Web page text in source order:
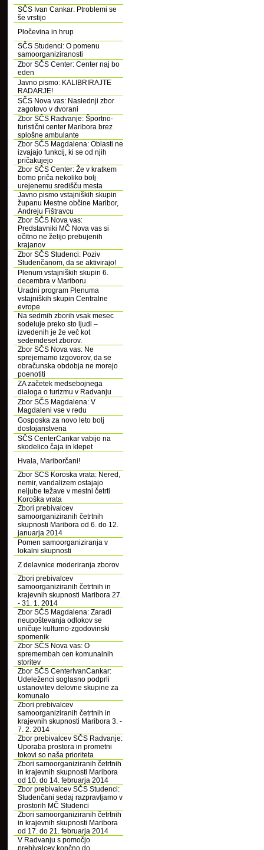
SČS Ivan Cankar: Ptroblemi se
še vrstijo
Pločevina in hrup
SČS Studenci: O pomenu
samoorganiziranosti
Zbor SČS Center: Center naj bo
eden
Javno pismo: KALIBRIRAJTE
RADARJE!
SČS Nova vas: Naslednji zbor
zagotovo v dvorani
Zbor SČS Radvanje: Športno-
turistični center Maribora brez
splošne ambulante
Zbor SČS Magdalena: Oblasti ne
izvajajo funkcij, ki se od njih
pričakujejo
Zbor SČS Center: Že v kratkem
bomo priča nekoliko bolj
urejenemu središču mesta
Javno pismo vstajniških skupin
županu Mestne občine Maribor,
Andreju Fištravcu
Zbor SČS Nova vas:
Predstavniki MČ Nova vas si
očitno ne želijo prebujenih
krajanov
Zbor SČS Studenci: Poziv
Studenčanom, da se aktivirajo!
Plenum vstajniških skupin 6.
decembra v Mariboru
Uradni program Plenuma
vstajniških skupin Centralne
evrope
Na sedmih zborih vsak mesec
sodeluje preko sto ljudi –
izvedenih je že več kot
sedemdeset zborov.
Zbor SČS Nova vas: Ne
sprejemamo izgovorov, da se
obračunska obdobja ne morejo
poenotiti
ZA začetek medsebojnega
dialoga o turizmu v Radvanju
Zbor SČS Magdalena: V
Magdaleni vse v redu
Gosposka za novo leto bolj
dostojanstvena
SČS CenterCankar vabijo na
skodelico čaja in klepet
Hvala, Mariborčani!
Zbor SCS Koroska vrata: Nered,
nemir, vandalizem ostajajo
neljube težave v mestni četrti
Koroška vrata
Zbori prebivalcev
samoorganiziranih četrtnih
skupnosti Maribora od 6. do 12.
januarja 2014
Pomen samoorganiziranja v
lokalni skupnosti
Z delavnice moderiranja zborov
Zbori prebivalcev
samoorganiziranih četrtnih in
krajevnih skupnosti Maribora 27.
- 31. 1. 2014
Zbor SČS Magdalena: Zaradi
neupoštevanja odlokov se
uničuje kulturno-zgodovinski
spomenik
Zbor SČS Nova vas: O
spremembah cen komunalnih
storitev
Zbor SČS CenterIvanCankar:
Udeleženci soglasno podprli
ustanovitev delovne skupine za
komunalo
Zbori prebivalcev
samoorganiziranih četrtnih in
krajevnih skupnosti Maribora 3. -
7. 2. 2014
Zbor prebivalcev SČS Radvanje:
Uporaba prostora in prometni
tokovi so naša prioriteta
Zbori samoorganiziranih četrtnih
in krajevnih skupnosti Maribora
od 10. do 14. februarja 2014
Zbor prebivalcev SČS Studenci:
Studenčani sedaj razpravljamo v
prostorih MČ Studenci
Zbori samoorganiziranih četrtnih
in krajevnih skupnosti Maribora
od 17. do 21. februarja 2014
V Radvanju s pomočjo
prebivalcev končno do